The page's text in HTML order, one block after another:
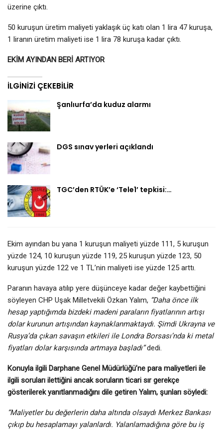
üzerine çıktı.
50 kuruşun üretim maliyeti yaklaşık üç katı olan 1 lira 47 kuruşa,
1 liranın üretim maliyeti ise 1 lira 78 kuruşa kadar çıktı.
EKİM AYINDAN BERİ ARTIYOR
İLGINIZI ÇEKEBILIR
Şanlıurfa’da kuduz alarmı
DGS sınav yerleri açıklandı
TGC’den RTÜK’e ‘Tele1’ tepkisi:…
Ekim ayından bu yana 1 kuruşun maliyeti yüzde 111, 5 kuruşun
yüzde 124, 10 kuruşun yüzde 119, 25 kuruşun yüzde 123, 50
kuruşun yüzde 122 ve 1 TL’nin maliyeti ise yüzde 125 arttı.
Paranın havaya atılıp yere düşünceye kadar değer kaybettiğini
söyleyen CHP Uşak Milletvekili Özkan Yalım, “Daha önce ilk
hesap yaptığımda bizdeki madeni paraların fiyatlarının artışı
dolar kurunun artışından kaynaklanmaktaydı. Şimdi Ukrayna ve
Rusya’da çıkan savaşın etkileri ile Londra Borsası’nda ki metal
fiyatları dolar karşısında artmaya başladı”dedi.
Konuyla ilgili Darphane Genel Müdürlüğü’ne para maliyetleri ile
ilgili soruları ilettiğini ancak soruların ticari sır gerekçe
gösterilerek yanıtlanmadığını dile getiren Yalım, şunları söyledi:
“Maliyetler bu değerlerin daha altında olsaydı Merkez Bankası
çıkıp bu hesaplamayı yalanlardı. Yalanlamadığına göre bu iş